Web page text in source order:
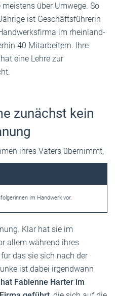
über Umwege. So
ist Geschäftsführerin
im rheinland-
40 Mitarbeitern. Ihre
eine Lehre zur
zunächst kein
im Handwerk vor.
ihres Vaters übernimmt,
Klar hat sie im
allem während ihres
das sie sich nach der
ist dabei irgendwann
Fabienne Harter im